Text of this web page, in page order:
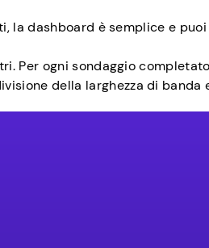
dashboard è semplice e
ogni sondaggio
della larghezza di banda